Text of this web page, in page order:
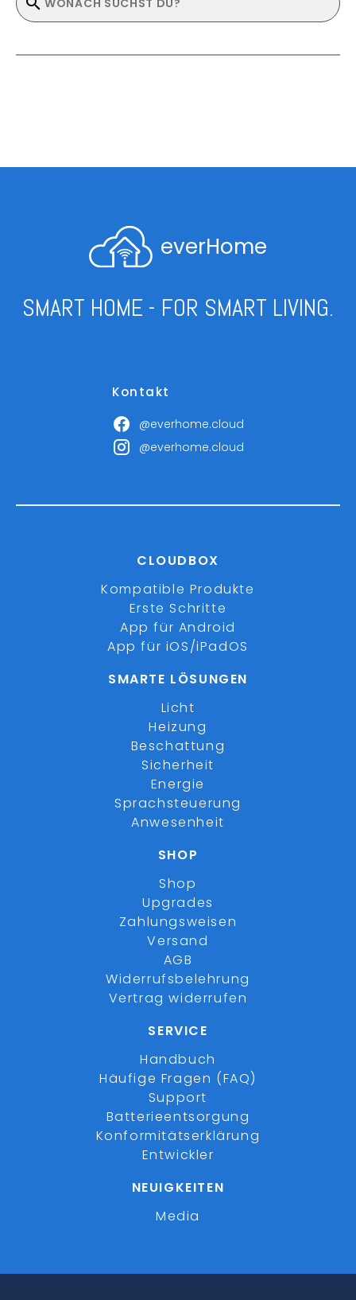
everHome
SMART HOME - FOR SMART LIVING.
Kontakt
@everhome.cloud
@everhome.cloud
CLOUDBOX
Kompatible Produkte
Erste Schritte
App für Android
App für iOS/iPadOS
SMARTE LÖSUNGEN
Licht
Heizung
Beschattung
Sicherheit
Energie
Sprachsteuerung
Anwesenheit
SHOP
Shop
Upgrades
Zahlungsweisen
Versand
AGB
Widerrufsbelehrung
Vertrag widerrufen
SERVICE
Handbuch
Häufige Fragen (FAQ)
Support
Batterieentsorgung
Konformitätserklärung
Entwickler
NEUIGKEITEN
Media